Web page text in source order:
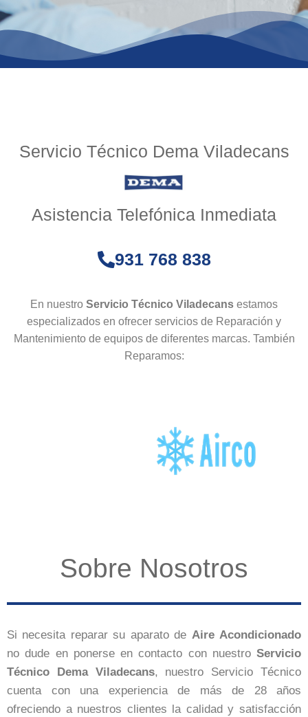
Servicio Técnico Dema Viladecans
Asistencia Telefónica Inmediata
931 768 838
En nuestro Servicio Técnico Viladecans estamos
especializados en ofrecer servicios de Reparación y
Mantenimiento de equipos de diferentes marcas. También
Reparamos:
Sobre Nosotros
Si necesita reparar su aparato de Aire Acondicionado
no dude en ponerse en contacto con nuestro Servicio
Técnico Dema Viladecans, nuestro Servicio Técnico
cuenta con una experiencia de más de 28 años
ofreciendo a nuestros clientes la calidad y satisfacción